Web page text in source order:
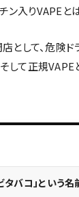
入りVAPEと
として、危険ド
そして正規
タバコ」という